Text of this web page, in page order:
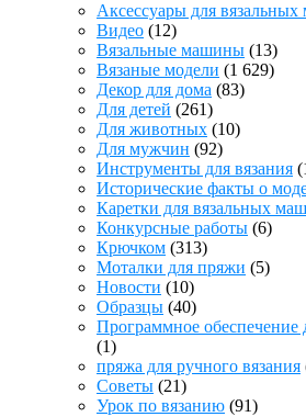
Аксессуары для
Видео (12)
Вязальные машины (13)
Вязаные модели (1 629)
Декор для дома (83)
Для детей (261)
Для животных (10)
Для мужчин (92)
Инструменты для вязания
Исторические факты о
Каретки для вязальных
Конкурсные работы (6)
Крючком (313)
Моталки для пряжи (5)
Новости (10)
Образцы (40)
Программное обеспечение
(1)
пряжа для ручного вязания
Советы (21)
Урок по вязанию (91)